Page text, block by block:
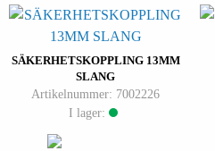
SÄKERHETSKOPPLING 13MM
SLANG
Artikelnummer: 7002226
I lager: